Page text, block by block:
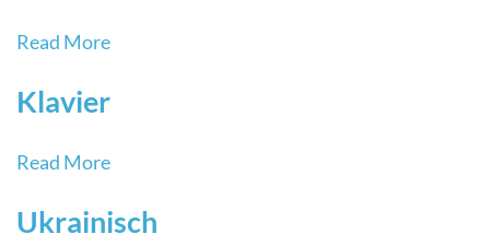
Read More
Klavier
Read More
Ukrainisch